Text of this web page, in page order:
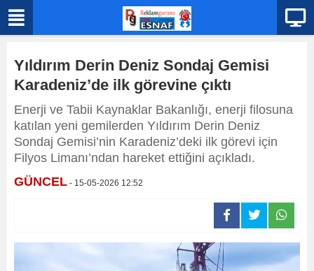
Yıldırım Derin Deniz Sondaj Gemisi
Karadeniz’de ilk görevine çıktı
Enerji ve Tabii Kaynaklar Bakanlığı, enerji filosuna
katılan yeni gemilerden Yıldırım Derin Deniz
Sondaj Gemisi’nin Karadeniz’deki ilk görevi için
Filyos Limanı’ndan hareket ettiğini açıkladı.
GÜNCEL - 15-05-2026 12:52